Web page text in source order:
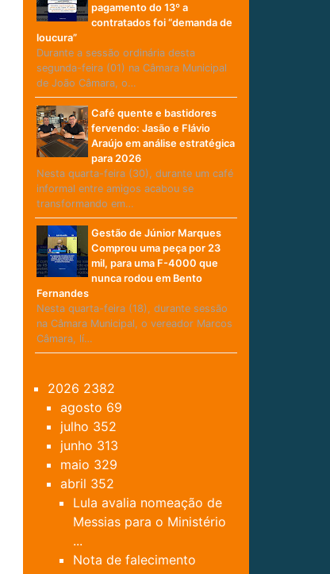
pagamento do 13º a
contratados foi “demanda de
loucura”
Durante a sessão ordinária desta
segunda-feira (01) na Câmara Municipal
de João Câmara, o…
Café quente e bastidores
fervendo: Jasão e Flávio
Araújo em análise estratégica
para 2026
Nesta quarta-feira (30), durante um café
informal entre amigos acabou se
transformando em…
Gestão de Júnior Marques
Comprou uma peça por 23
mil, para uma F-4000 que
nunca rodou em Bento
Fernandes
Nesta quarta-feira (18), durante sessão
na Câmara Municipal, o vereador Marcos
Câmara, lí…
2026 2382
agosto 69
julho 352
junho 313
maio 329
abril 352
Lula avalia nomeação de
Messias para o Ministério
...
Nota de falecimento